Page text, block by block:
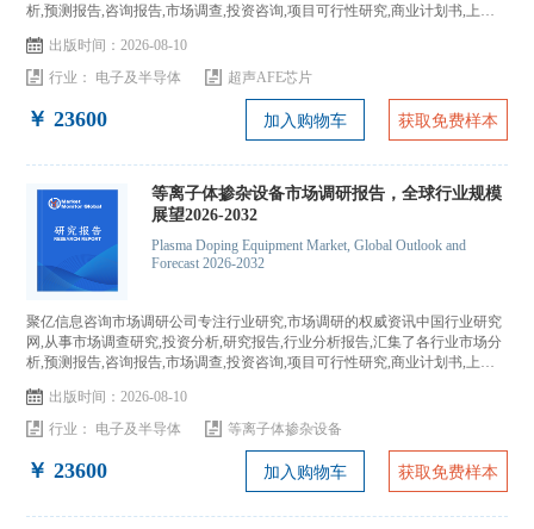
析,预测报告,咨询报告,市场调查,投资咨询,项目可行性研究,商业计划书,上市
出版时间：2026-08-10
行业： 电子及半导体 超声AFE芯片
￥ 23600 加入购物车 获取免费样本
等离子体掺杂设备市场调研报告，全球行业规模
展望2026-2032
Plasma Doping Equipment Market, Global Outlook and
Forecast 2026-2032
聚亿信息咨询市场调研公司专注行业研究,市场调研的权威资讯中国行业研究
网,从事市场调查研究,投资分析,研究报告,行业分析报告,汇集了各行业市场分
析,预测报告,咨询报告,市场调查,投资咨询,项目可行性研究,商业计划书,上市
出版时间：2026-08-10
行业： 电子及半导体 等离子体掺杂设备
￥ 23600 加入购物车 获取免费样本